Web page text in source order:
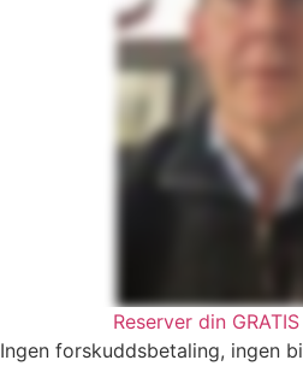
Reserver din
Ingen forskuddsbetaling, ingen